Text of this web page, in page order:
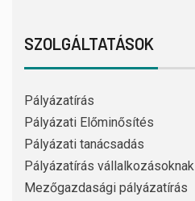
SZOLGÁLTATÁSOK
Pályázatírás
Pályázati Előminősítés
Pályázati tanácsadás
Pályázatírás vállalkozásoknak
Mezőgazdasági pályázatírás